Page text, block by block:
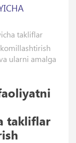
takliflar
ularni amalga
takliflar